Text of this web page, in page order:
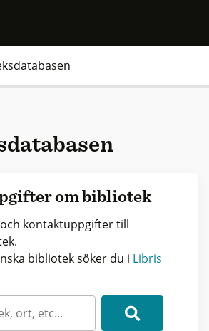
om bibliotek
kontaktuppgifter till
bibliotek söker du i Libris